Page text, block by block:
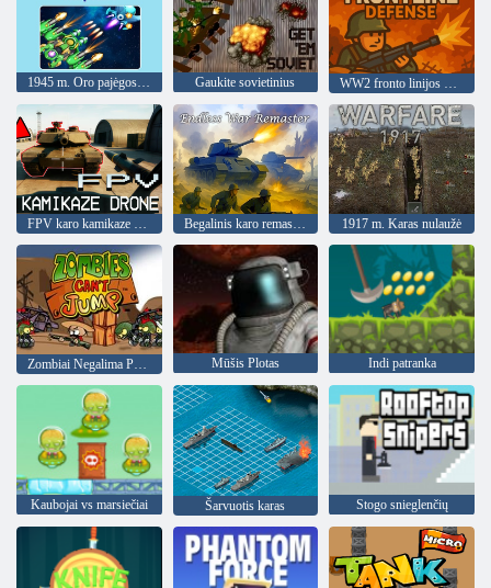
Gaukite sovietinius WW2 fronto linijos gynyba
Begalinis karo remasteris 1917 m. Karas nulaužė
Zombiai Negalima Peršokti Mūšis Plotas Indi patranka
Kaubojai vs marsiečiai Šarvuotis karas Stogo snieglenčių